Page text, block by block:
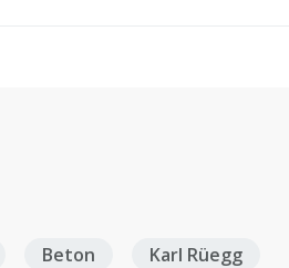
Beton Karl Rüegg